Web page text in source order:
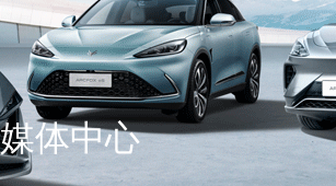
媒体中心